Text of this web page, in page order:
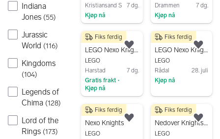
Indiana
Jones (55)
Jurassic
World (116)
Kingdoms
(104)
Legends of
Chima (128)
Lord of the
Rings (173)
Kristiansand S
7 dg.
Kjøp nå
Drammen
7 dg.
Kjøp nå
69 kr
LEGO Nexo Knights 271610 Mighty Mech Bot
LEGO
Harstad
7 dg.
Gratis frakt •
Kjøp nå
Fiks ferdig
Legg til som favoritt.
50 kr
LEGO Nexo Knights instruksjonshefte m/klistremerker
LEGO
Rådal
28. juli
Kjøp nå
Fiks ferdig
Gå til annonsen
150 kr
Nexo Knights
LEGO
Fiks ferdig
Legg til som favoritt.
100 kr
Nedover Knights 70366
LEGO
Fiks ferdig